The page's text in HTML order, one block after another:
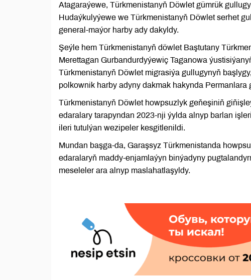
Atagaraýewe, Türkmenistanyň Döwlet gümrük
Hudaýkulyýewe we Türkmenistanyň Döwlet serhet
general-maýor harby ady dakyldy.
Şeýle hem Türkmenistanyň döwlet Baştutany
Merettagan Gurbandurdyýewiç Taganowa
Türkmenistanyň Döwlet migrasiýa gullugynyň
polkownik harby adyny dakmak hakynda Permanlara
Türkmenistanyň Döwlet howpsuzlyk geňeşiniň
edaralary tarapyndan 2023-nji ýylda alnyp barlan
ileri tutulýan wezipeler kesgitlenildi.
Mundan başga-da, Garaşsyz Türkmenistanda
edaralaryň maddy-enjamlaýyn binýadyny
meseleler ara alnyp maslahatlaşyldy.